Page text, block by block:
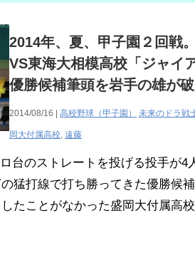
2014年、夏、甲子園２回戦
VS東海大相模高校「ジャイ
優勝候補筆頭を岩手の雄が破
2014/08/16 | 高校野球（甲子園） 未来のドラ戦
岡大付属高校, 遠藤
ロ台のストレートを投げる投手が4
猛打線で打ち勝ってきた優勝候
たことがなかった盛岡大付属高